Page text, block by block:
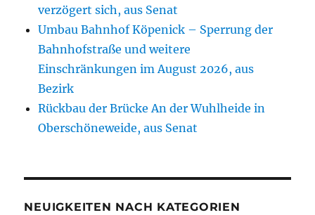
verzögert sich, aus Senat
Umbau Bahnhof Köpenick – Sperrung der
Bahnhofstraße und weitere
Einschränkungen im August 2026, aus
Bezirk
Rückbau der Brücke An der Wuhlheide in
Oberschöneweide, aus Senat
NEUIGKEITEN NACH KATEGORIEN